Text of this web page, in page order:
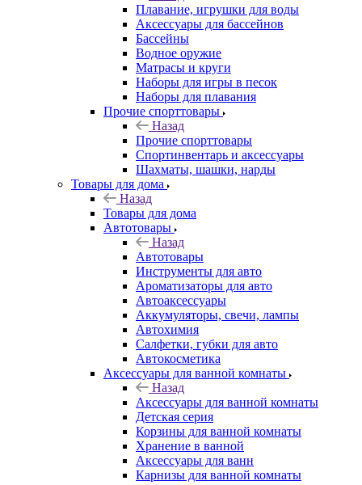
Плавание, игрушки для воды
Аксессуары для бассейнов
Бассейны
Водное оружие
Матрасы и круги
Наборы для игры в песок
Наборы для плавания
Прочие спорттовары
Назад
Прочие спорттовары
Спортинвентарь и аксессуары
Шахматы, шашки, нарды
Товары для дома
Назад
Товары для дома
Автотовары
Назад
Автотовары
Инструменты для авто
Ароматизаторы для авто
Автоаксессуары
Аккумуляторы, свечи, лампы
Автохимия
Салфетки, губки для авто
Автокосметика
Аксессуары для ванной комнаты
Назад
Аксессуары для ванной комнаты
Детская серия
Корзины для ванной комнаты
Хранение в ванной
Аксессуары для ванн
Карнизы для ванной комнаты